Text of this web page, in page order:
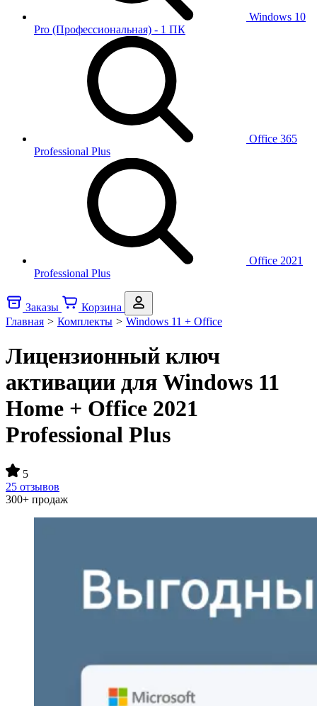
Windows 10
Pro (Профессиональная) - 1 ПК
Office 365
Professional Plus
Office 2021
Professional Plus
Заказы
Корзина
Главная > Комплекты > Windows 11 + Office
Лицензионный ключ
активации для Windows 11
Home + Office 2021
Professional Plus
5
25 отзывов
300+ продаж